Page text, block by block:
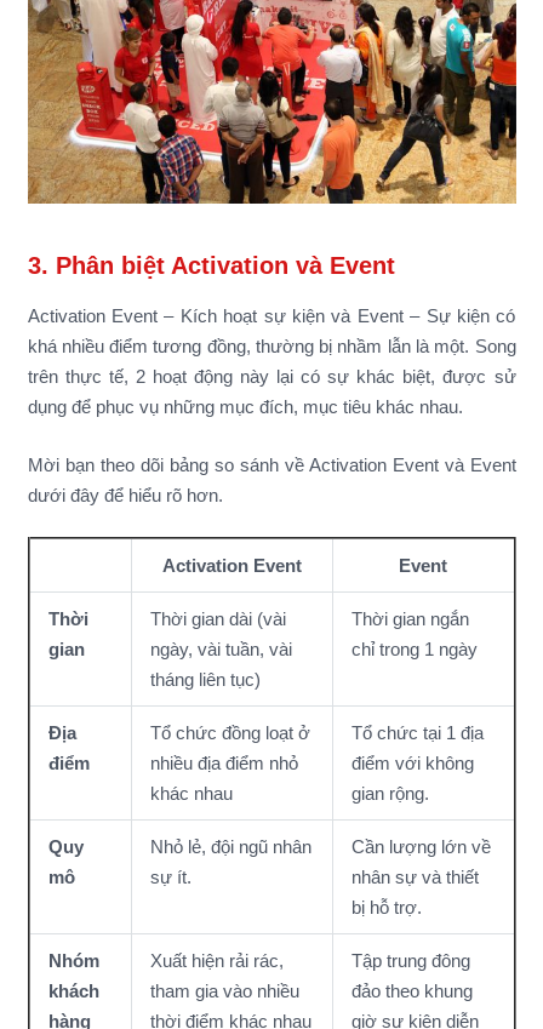
3. Phân biệt Activation và Event
Activation Event – Kích hoạt sự kiện và Event – Sự kiện có
khá nhiều điểm tương đồng, thường bị nhầm lẫn là một. Song
trên thực tế, 2 hoạt động này lại có sự khác biệt, được sử
dụng để phục vụ những mục đích, mục tiêu khác nhau.
Mời bạn theo dõi bảng so sánh về Activation Event và Event
dưới đây để hiểu rõ hơn.
Activation Event Event
Thời
gian
Thời gian dài (vài
ngày, vài tuần, vài
tháng liên tục)
Thời gian ngắn
chỉ trong 1 ngày
Địa
điểm
Tổ chức đồng loạt ở
nhiều địa điểm nhỏ
khác nhau
Tổ chức tại 1 địa
điểm với không
gian rộng.
Quy
mô
Nhỏ lẻ, đội ngũ nhân
sự ít.
Cần lượng lớn về
nhân sự và thiết
bị hỗ trợ.
Nhóm
khách
hàng
Xuất hiện rải rác,
tham gia vào nhiều
thời điểm khác nhau
Tập trung đông
đảo theo khung
giờ sự kiện diễn